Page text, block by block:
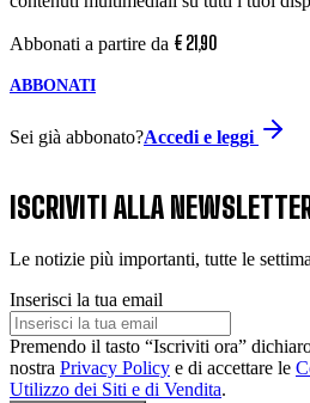
Abbonati a partire da € 21,90
ABBONATI
Sei già abbonato?Accedi e leggi
ISCRIVITI ALLA
Le notizie più importanti, tutte le
Inserisci la tua email
Premendo il tasto “Iscriviti ora”
nostra Privacy Policy e di accettare le
Utilizzo dei Siti e di Vendita.